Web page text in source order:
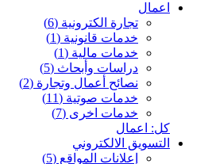
اعمال
تجارة الكترونية (6)
خدمات قانونية (1)
خدمات مالية (1)
دراسات وأبحاث (5)
نصائح أعمال وتجارة (2)
خدمات صوتية (11)
خدمات اخرى (7)
كل: اعمال
التسويق الالكتروني
إعلانات المواقع (5)